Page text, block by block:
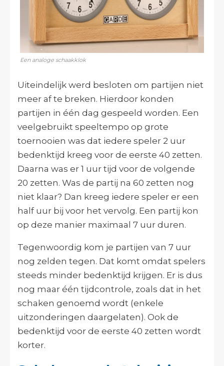
Een analoge schaakklok
Uiteindelijk werd besloten om partijen niet
meer af te breken. Hierdoor konden
partijen in één dag gespeeld worden. Een
veelgebruikt speeltempo op grote
toernooien was dat iedere speler 2 uur
bedenktijd kreeg voor de eerste 40 zetten.
Daarna was er 1 uur tijd voor de volgende
20 zetten. Was de partij na 60 zetten nog
niet klaar? Dan kreeg iedere speler er een
half uur bij voor het vervolg. Een partij kon
op deze manier maximaal 7 uur duren.
Tegenwoordig kom je partijen van 7 uur
nog zelden tegen. Dat komt omdat spelers
steeds minder bedenktijd krijgen. Er is dus
nog maar één tijdcontrole, zoals dat in het
schaken genoemd wordt (enkele
uitzonderingen daargelaten). Ook de
bedenktijd voor de eerste 40 zetten wordt
korter.